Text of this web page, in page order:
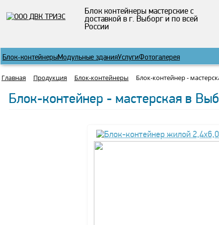
Блок контейнеры мастерские с
доставкой в г. Выборг и по всей
России
Блок-контейнерыМодульные зданияУслугиФотогалерея
Главная Продукция Блок-контейнеры Блок-контейнер -
Блок-контейнер - мастерская в